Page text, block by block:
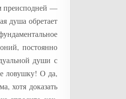
преисподней —
душа обретает
постоянно
души с
ловушку! О да,
хотя доказать